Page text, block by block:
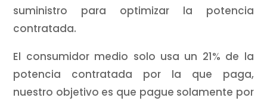
suministro para optimizar la potencia
contratada.
El consumidor medio solo usa un 21% de la
potencia contratada por la que paga,
nuestro objetivo es que pague solamente por